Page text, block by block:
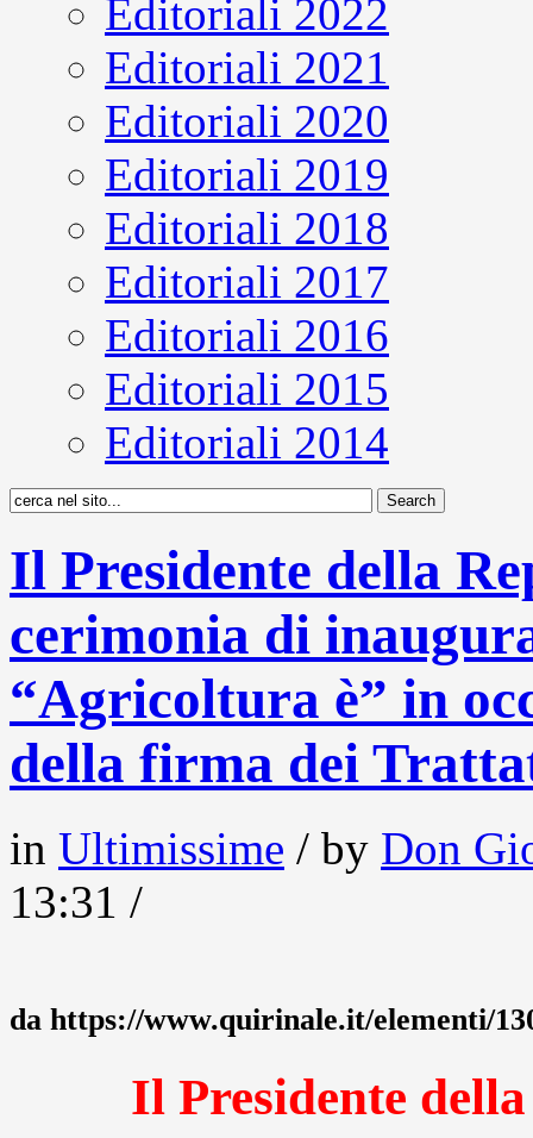
Editoriali 2022
Editoriali 2021
Editoriali 2020
Editoriali 2019
Editoriali 2018
Editoriali 2017
Editoriali 2016
Editoriali 2015
Editoriali 2014
Il Presidente della
cerimonia di
“Agricoltura è” in
della firma dei
in Ultimissime / by Don
13:31 /
da https://www.quirinale.it/elementi/
Il Presidente